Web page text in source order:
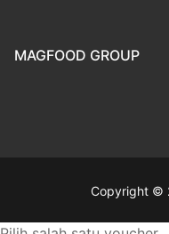
MAGFOOD GROUP
Copyright ©